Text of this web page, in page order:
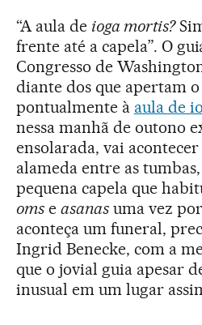
“A aula de ioga mortis?
frente até a capela”. O
Congresso de
diante dos que apertam
pontualmente à aula de
nessa manhã de outono
ensolarada, vai
alameda entre as
pequena capela que
omse asanasuma vez por
aconteça um funeral,
Ingrid Benecke, com a
que o jovial guia apesar
inusual em um lugar